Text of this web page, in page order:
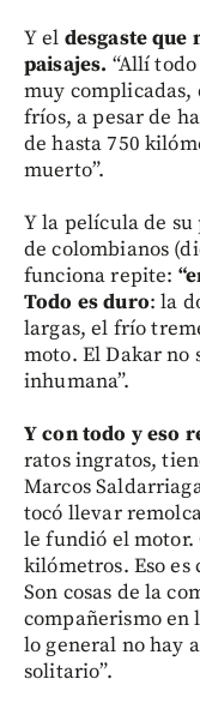
Y el desgaste
paisajes. “Allí
muy complicadas,
fríos, a pesar de
de hasta 750
muerto”.
Y la película de
de colombianos
funciona repite:
Todo es duro: la
largas, el frío
moto. El Dakar no
inhumana”.
Y con todo y eso
ratos ingratos,
Marcos
tocó llevar
le fundió el motor.
kilómetros. Eso
Son cosas de la
compañerismo en
lo general no hay
solitario”.